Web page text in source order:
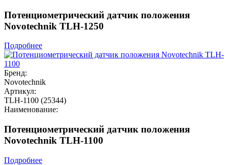
Потенциометрический датчик положения
Novotechnik TLH-1250
Подробнее
Бренд:
Novotechnik
Артикул:
TLH-1100 (25344)
Наименование:
Потенциометрический датчик положения
Novotechnik TLH-1100
Подробнее